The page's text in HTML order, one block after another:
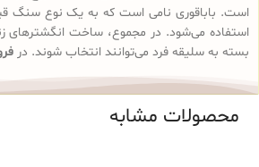
است. باباقوری نامی است که به یک نوع سنگ
استفاده می‌شود. در مجموع، ساخت انگشترهای
بسته به سلیقه فرد می‌توانند انتخاب شوند. در
محصولات مشابه